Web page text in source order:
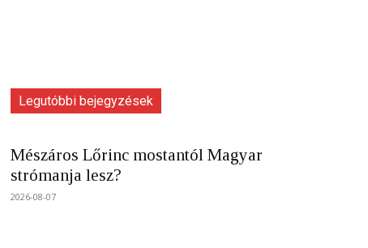
Legutóbbi bejegyzések
Mészáros Lőrinc mostantól Magyar
strómanja lesz?
2026-08-07